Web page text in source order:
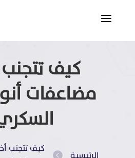
a
كيف
مضاعفات
الرئيسية 
كيف تتجنب